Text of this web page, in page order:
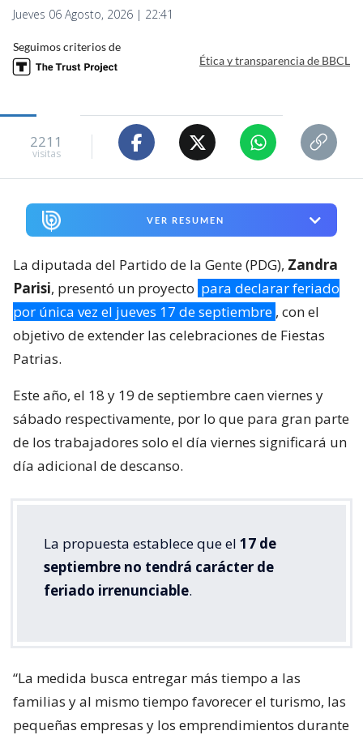
Jueves 06 Agosto, 2026 | 22:41
Seguimos criterios de
Ética y transparencia de BBCL
2211
visitas
VER RESUMEN
La diputada del Partido de la Gente (PDG), Zandra
Parisi, presentó un proyecto para declarar feriado
por única vez el jueves 17 de septiembre , con el
objetivo de extender las celebraciones de Fiestas
Patrias.
Este año, el 18 y 19 de septiembre caen viernes y
sábado respectivamente, por lo que para gran parte
de los trabajadores solo el día viernes significará un
día adicional de descanso.
La propuesta establece que el 17 de
septiembre no tendrá carácter de
feriado irrenunciable.
“La medida busca entregar más tiempo a las
familias y al mismo tiempo favorecer el turismo, las
pequeñas empresas y los emprendimientos durante